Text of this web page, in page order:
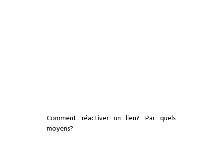
Comment réactiver un lieu? Par quels
moyens?